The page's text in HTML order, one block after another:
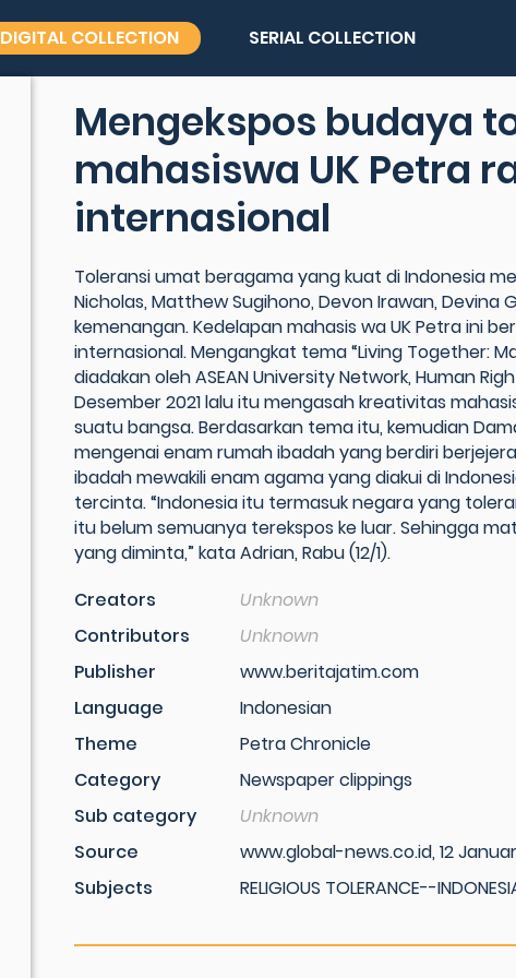
DIGITAL COLLECTION SERIAL COLLECTION
Mengekspos budaya
mahasiswa UK Petra
internasional
Toleransi umat beragama yang kuat di Indonesia
Nicholas, Matthew Sugihono, Devon Irawan, Devina
kemenangan. Kedelapan mahasis wa UK Petra ini
internasional. Mengangkat tema “Living Together:
diadakan oleh ASEAN University Network, Human
Desember 2021 lalu itu mengasah kreativitas
suatu bangsa. Berdasarkan tema itu, kemudian
mengenai enam rumah ibadah yang berdiri
ibadah mewakili enam agama yang diakui di
tercinta. “Indonesia itu termasuk negara yang
itu belum semuanya terekspos ke luar. Sehingga
yang diminta,” kata Adrian, Rabu (12/1).
Creators
Unknown
Contributors
Unknown
Publisher
www.beritajatim.com
Language
Indonesian
Theme
Petra Chronicle
Category
Newspaper clippings
Sub category
Unknown
Source
www.global-news.co.id, 12
Subjects
RELIGIOUS TOLERANCE--